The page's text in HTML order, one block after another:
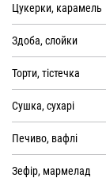
Цукерки, карамель
Здоба, слойки
Торти, тістечка
Сушка, сухарі
Печиво, вафлі
Зефір, мармелад